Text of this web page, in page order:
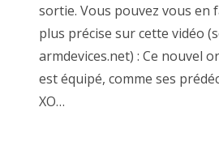
sortie. Vous pouvez vous en
plus précise sur cette vidéo
armdevices.net) : Ce nouvel
est équipé, comme ses
XO…